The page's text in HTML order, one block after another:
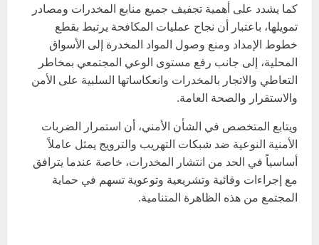
كما يشدد على أهمية تجفيف جميع منابع المخدرات ومصادر
تمويلها، باعتبار أن نجاح عمليات المكافحة يرتبط بقطع
خطوط الإمداد ومنع وصول المواد المخدرة إلى الأسواق
المحلية، إلى جانب رفع مستوى الوعي المجتمعي بمخاطر
التعاطي والاتجار بالمخدرات وانعكاساتها السلبية على الأمن
والاستقرار والصحة العامة.
ويتابع المتخصص في الشأن الأمني، أن استمرار الضربات
الأمنية النوعية ضد شبكات التهريب والترويج يمثل عاملاً
أساسياً في الحد من انتشار المخدرات، خاصة عندما يترافق
مع إجراءات وقائية وتشريعية وتوعوية تسهم في حماية
المجتمع من هذه الظاهرة المتنامية.